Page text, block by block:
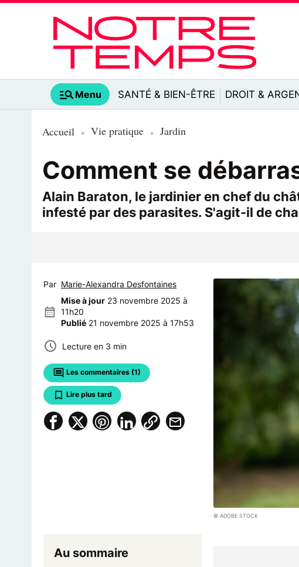
Menu SANTÉ & BIEN-ÊTRE DROIT &
Accueil Vie pratique Jardin
Comment se
Alain Baraton, le jardinier en chef du
infesté par des parasites. S'agit-il de
Par Marie-Alexandra Desfontaines
Mise à jour 23 novembre 2025 à
11h20
Publié 21 novembre 2025 à 17h53
Lecture en 3 min
Les commentaires (1)
Lire plus tard
© ADOBE STOCK
Au sommaire